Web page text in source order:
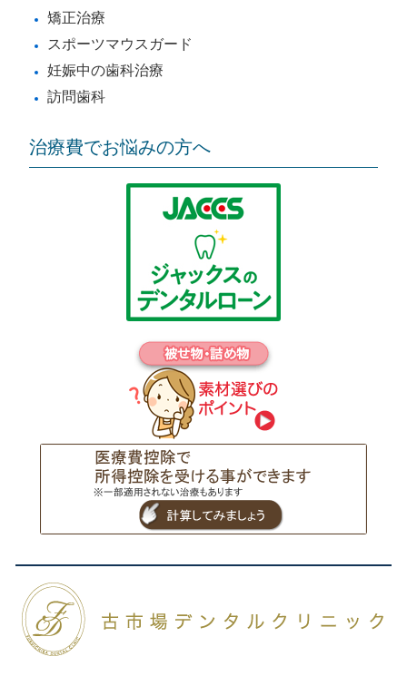
矯正治療
スポーツマウスガード
妊娠中の歯科治療
訪問歯科
治療費でお悩みの方へ